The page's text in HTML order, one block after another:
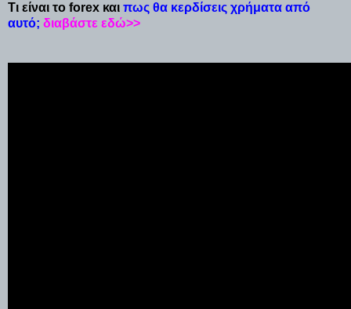
Τι είναι το forex και πως θα κερδίσεις χρήματα από
αυτό; διαβάστε εδώ>>